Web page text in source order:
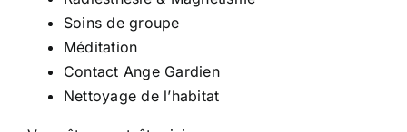
Soins de groupe
Méditation
Contact Ange Gardien
Nettoyage de l’habitat